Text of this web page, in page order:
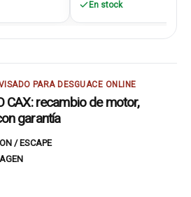
En stock
PARA DESGUACE ONLINE
CAX: recambio de motor,
garantía
/ ESCAPE